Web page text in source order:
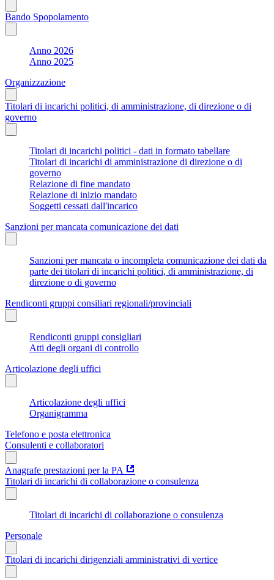
Bando Spopolamento
Anno 2026
Anno 2025
Organizzazione
Titolari di incarichi politici, di amministrazione, di direzione o di
governo
Titolari di incarichi politici - dati in formato tabellare
Titolari di incarichi di amministrazione di direzione o di
governo
Relazione di fine mandato
Relazione di inizio mandato
Soggetti cessati dall'incarico
Sanzioni per mancata comunicazione dei dati
Sanzioni per mancata o incompleta comunicazione dei dati da
parte dei titolari di incarichi politici, di amministrazione, di
direzione o di governo
Rendiconti gruppi consiliari regionali/provinciali
Rendiconti gruppi consigliari
Atti degli organi di controllo
Articolazione degli uffici
Articolazione degli uffici
Organigramma
Telefono e posta elettronica
Consulenti e collaboratori
Anagrafe prestazioni per la PA
Titolari di incarichi di collaborazione o consulenza
Titolari di incarichi di collaborazione o consulenza
Personale
Titolari di incarichi dirigenziali amministrativi di vertice